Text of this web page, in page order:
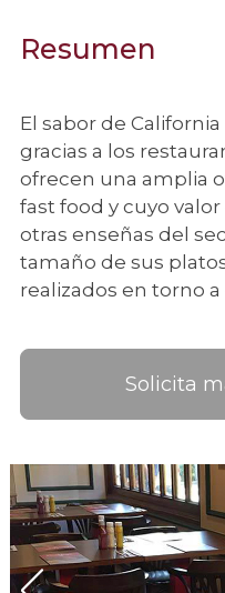
Resumen
El sabor de
gracias a los
ofrecen una amplia
fast food y cuyo
otras enseñas del
tamaño de sus
realizados en torno a
Solicita